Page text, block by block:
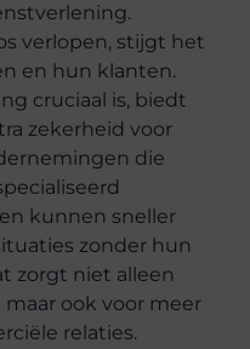
verlopen, stijgt het
en hun klanten.
cruciaal is, biedt
zekerheid voor
die
kunnen sneller
zonder hun
zorgt niet alleen
ook voor meer
relaties.